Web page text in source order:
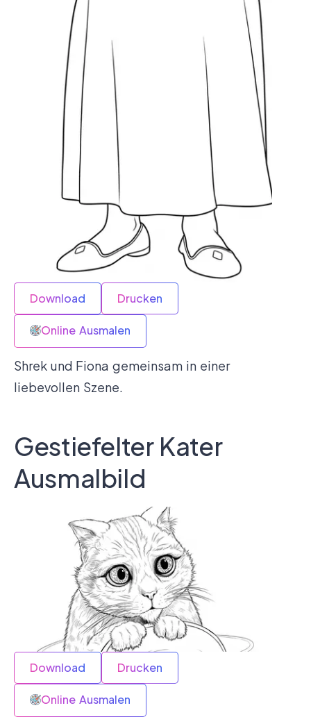
Download Drucken
Online Ausmalen
Shrek und Fiona gemeinsam in einer
liebevollen Szene.
Gestiefelter Kater
Ausmalbild
Download Drucken
Online Ausmalen